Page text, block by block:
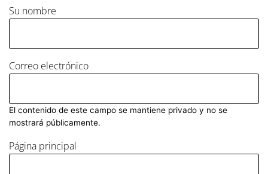
Su nombre
Correo electrónico
El contenido de este campo se mantiene privado y no se
mostrará públicamente.
Página principal